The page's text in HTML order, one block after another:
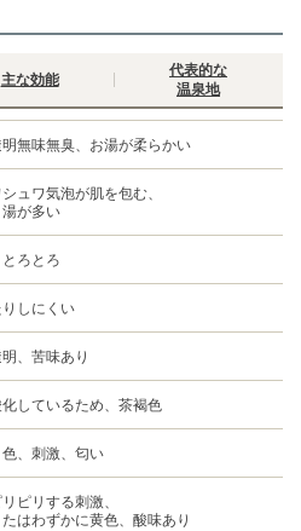
主な効能
代表的な
温泉地
無味無臭、お湯が柔らかい
ュワ気泡が肌を包む、
が多い
ろとろ
しにくい
、苦味あり
しているため、茶褐色
、刺激、匂い
ピリする刺激、
はわずかに黄色、酸味あり